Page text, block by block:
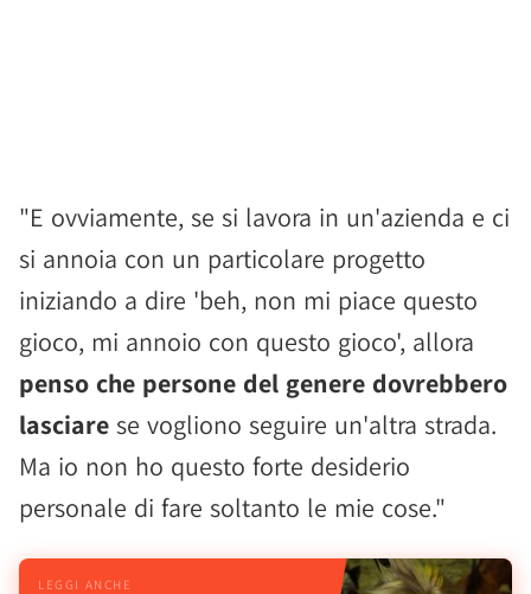
"E ovviamente, se si lavora in un'azienda e ci
si annoia con un particolare progetto
iniziando a dire 'beh, non mi piace questo
gioco, mi annoio con questo gioco', allora
penso che persone del genere dovrebbero
lasciare se vogliono seguire un'altra strada.
Ma io non ho questo forte desiderio
personale di fare soltanto le mie cose."